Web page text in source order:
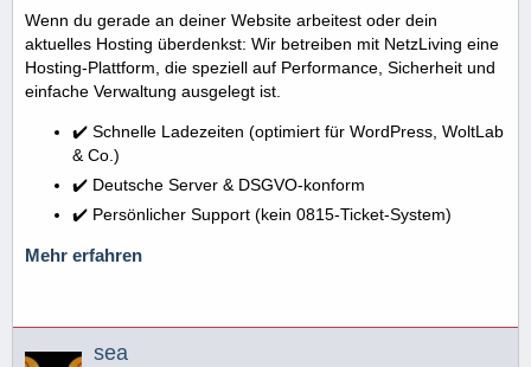
Wenn du gerade an deiner Website arbeitest oder dein
aktuelles Hosting überdenkst: Wir betreiben mit NetzLiving eine
Hosting-Plattform, die speziell auf Performance, Sicherheit und
einfache Verwaltung ausgelegt ist.
✔️ Schnelle Ladezeiten (optimiert für WordPress, WoltLab
& Co.)
✔️ Deutsche Server & DSGVO-konform
✔️ Persönlicher Support (kein 0815-Ticket-System)
Mehr erfahren
sea